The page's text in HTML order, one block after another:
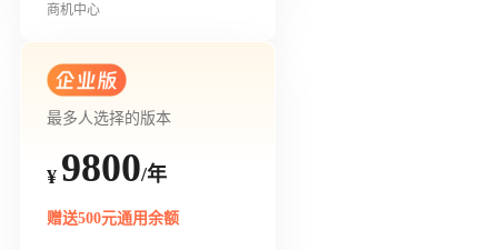
商机中心
最多人选择的版本
¥ 9800/年
赠送500元通用余额